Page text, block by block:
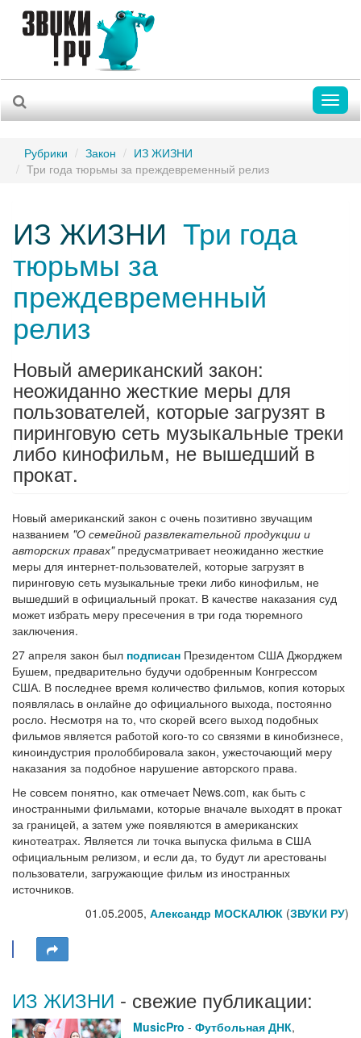
Рубрики Закон
ИЗ ЖИЗНИ
Три года тюрьмы за преждевременный релиз
ИЗ ЖИЗНИ Три года
тюрьмы за
преждевременный
релиз
Новый американский закон:
неожиданно жесткие меры для
пользователей, которые загрузят в
пиринговую сеть музыкальные треки
либо кинофильм, не вышедший в
прокат.
Новый американский закон с очень позитивно звучащим
названием "О семейной развлекательной продукции и
авторских правах"предусматривает неожиданно жесткие
меры для интернет-пользователей, которые загрузят в
пиринговую сеть музыкальные треки либо кинофильм, не
вышедший в официальный прокат. В качестве наказания суд
может избрать меру пресечения в три года тюремного
заключения.
27 апреля закон был подписан Президентом США Джорджем
Бушем, предварительно будучи одобренным Конгрессом
США. В последнее время количество фильмов, копия которых
появлялась в онлайне до официального выхода, постоянно
росло. Несмотря на то, что скорей всего выход подобных
фильмов является работой кого-то со связями в кинобизнесе,
киноиндустрия пролоббировала закон, ужесточающий меру
наказания за подобное нарушение авторского права.
Не совсем понятно, как отмечает News.com, как быть с
иностранными фильмами, которые вначале выходят в прокат
за границей, а затем уже появляются в американских
кинотеатрах. Является ли точка выпуска фильма в США
официальным релизом, и если да, то будут ли арестованы
пользователи, загружающие фильм из иностранных
источников.
01.05.2005, Александр МОСКАЛЮК (ЗВУКИ РУ)
ИЗ ЖИЗНИ - свежие публикации:
MusicPro - Футбольная ДНК,